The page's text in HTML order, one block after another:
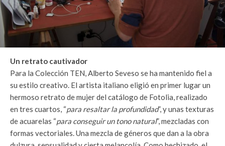
Un retrato cautivador
Para la Colección TEN, Alberto Seveso se ha mantenido fiel a
su estilo creativo. El artista italiano eligió en primer lugar un
hermoso retrato de mujer del catálogo de Fotolia, realizado
en tres cuartos, “para resaltar la profundidad”, y unas texturas
de acuarelas “para conseguir un tono natural”, mezcladas con
formas vectoriales. Una mezcla de géneros que dan a la obra